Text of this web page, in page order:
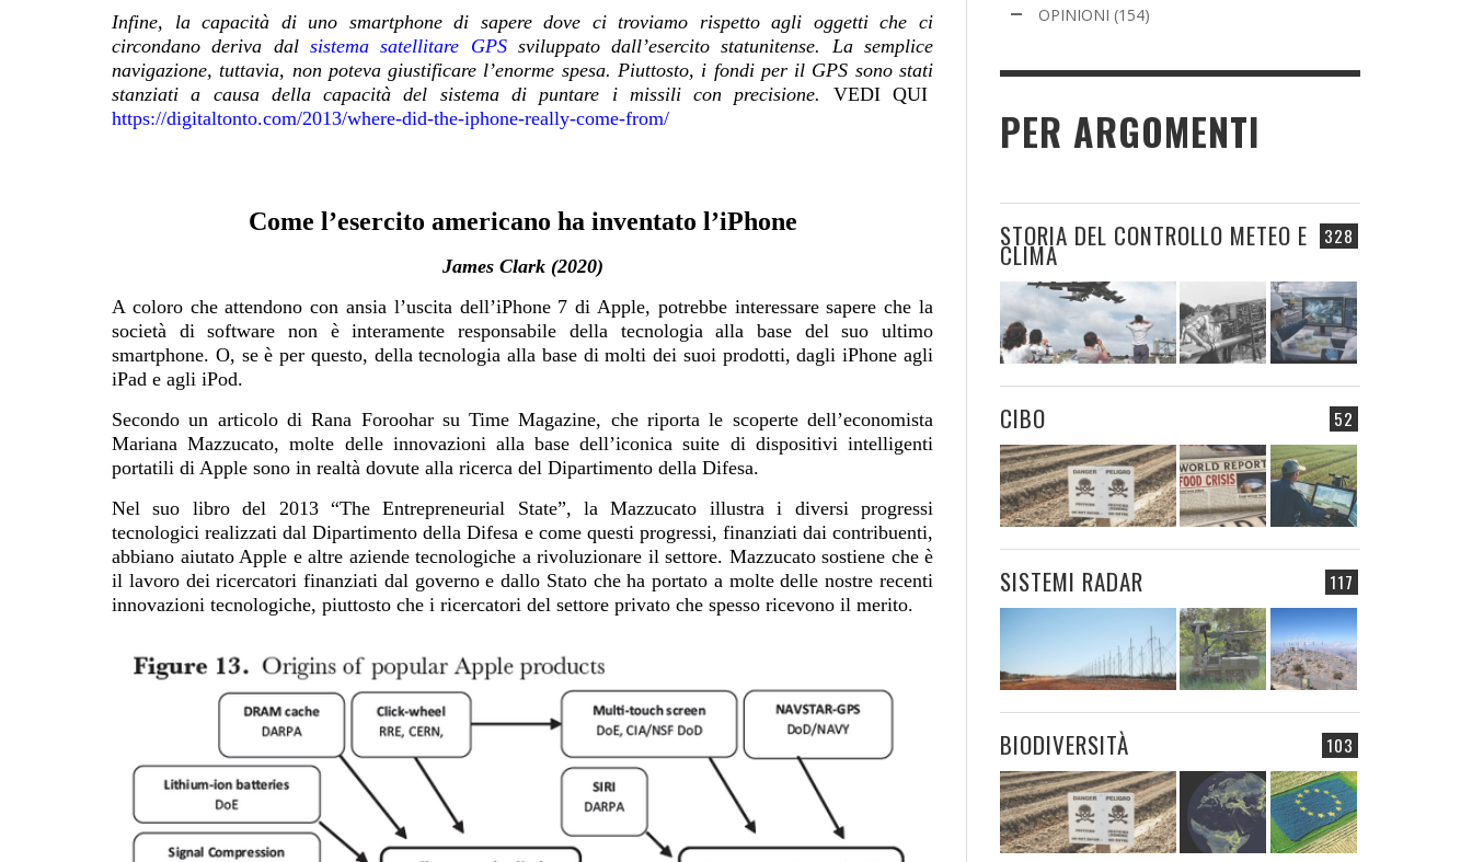
Infine, la capacità di uno smartphone di sapere dove ci troviamo rispetto agli oggetti che ci
circondano deriva dal sistema satellitare GPSsviluppato dall’esercito statunitense. La semplice
navigazione, tuttavia, non poteva giustificare l’enorme spesa. Piuttosto, i fondi per il GPS sono stati
stanziati a causa della capacità del sistema di puntare i missili con precisione.
VEDI QUI
https://digitaltonto.com/2013/where-did-the-iphone-really-come-from/
Come l’esercito americano ha inventato l’iPhone
James Clark (2020)
A coloro che attendono con ansia l’uscita dell’iPhone 7 di Apple, potrebbe interessare sapere che la
società di software non è interamente responsabile della tecnologia alla base del suo ultimo
smartphone. O, se è per questo, della tecnologia alla base di molti dei suoi prodotti, dagli iPhone agli
iPad e agli iPod.
Secondo un articolo di Rana Foroohar su Time Magazine, che riporta le scoperte dell’economista
Mariana Mazzucato, molte delle innovazioni alla base dell’iconica suite di dispositivi intelligenti
portatili di Apple sono in realtà dovute alla ricerca del Dipartimento della Difesa.
Nel suo libro del 2013 “The Entrepreneurial State”, la Mazzucato illustra i diversi progressi
tecnologici realizzati dal Dipartimento della Difesa e come questi progressi, finanziati dai contribuenti,
abbiano aiutato Apple e altre aziende tecnologiche a rivoluzionare il settore. Mazzucato sostiene che è
il lavoro dei ricercatori finanziati dal governo e dallo Stato che ha portato a molte delle nostre recenti
innovazioni tecnologiche, piuttosto che i ricercatori del settore privato che spesso ricevono il merito.
OPINIONI (154)
PER ARGOMENTI
328
STORIA DEL CONTROLLO METEO E
CLIMA
52
CIBO
117
SISTEMI RADAR
103
BIODIVERSITÀ